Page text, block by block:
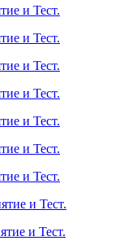
и Тест.
и Тест.
и Тест.
и Тест.
и Тест.
и Тест.
и Тест.
и Тест.
и Тест.